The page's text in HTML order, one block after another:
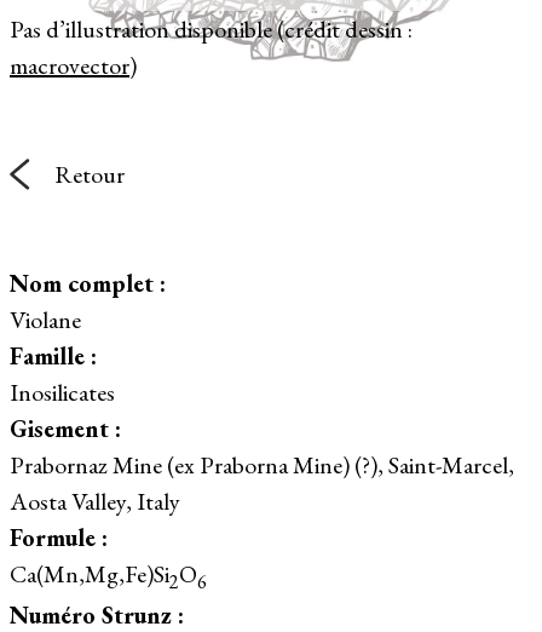
Pas d’illustration disponible (crédit dessin :
macrovector)
Retour
Nom complet :
Violane
Famille :
Inosilicates
Gisement :
Prabornaz Mine (ex Praborna Mine) (?), Saint-Marcel,
Aosta Valley, Italy
Formule :
Ca(Mn,Mg,Fe)Si2O6
Numéro Strunz :